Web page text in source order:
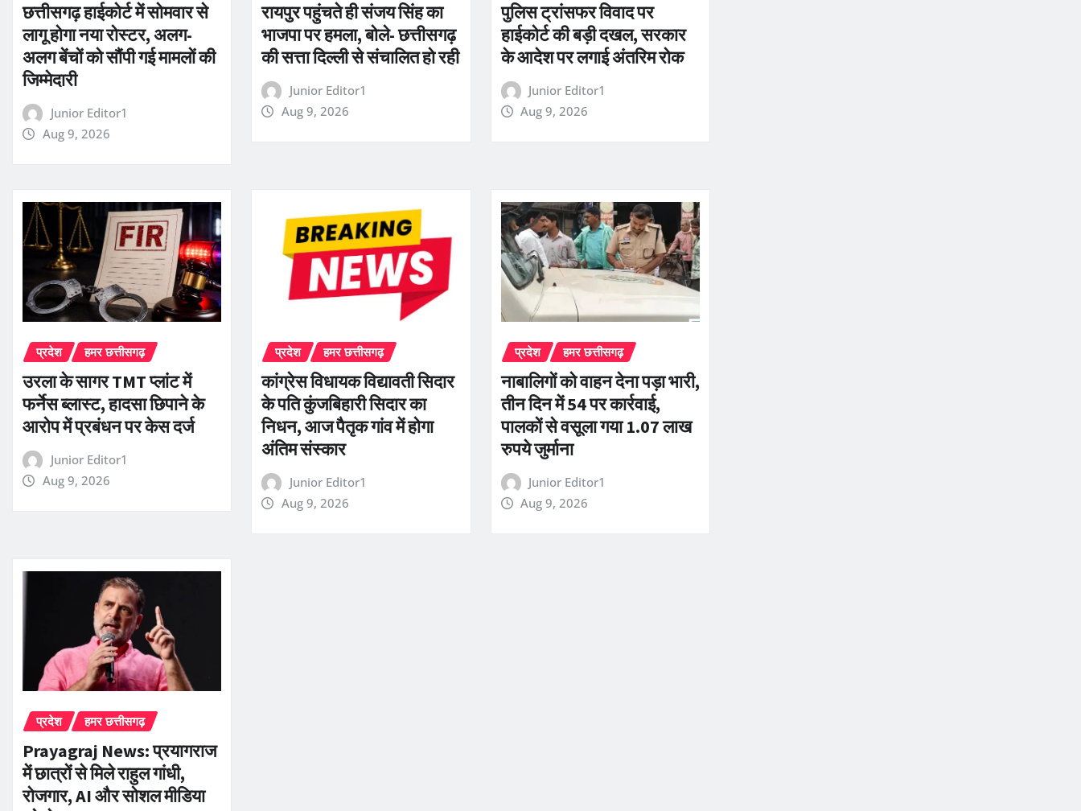
छत्तीसगढ़ हाईकोर्ट में सोमवार से
लागू होगा नया रोस्टर, अलग-
अलग बेंचों को सौंपी गई मामलों की
जिम्मेदारी
Junior Editor1
Aug 9, 2026
रायपुर पहुंचते ही संजय सिंह का
भाजपा पर हमला, बोले- छत्तीसगढ़
की सत्ता दिल्ली से संचालित हो रही
Junior Editor1
Aug 9, 2026
पुलिस ट्रांसफर विवाद पर
हाईकोर्ट की बड़ी दखल, सरकार
के आदेश पर लगाई अंतरिम रोक
Junior Editor1
Aug 9, 2026
प्रदेश हमर छत्तीसगढ़
उरला के सागर TMT प्लांट में
फर्नेस ब्लास्ट, हादसा छिपाने के
आरोप में प्रबंधन पर केस दर्ज
Junior Editor1
Aug 9, 2026
प्रदेश हमर छत्तीसगढ़
कांग्रेस विधायक विद्यावती सिदार
के पति कुंजबिहारी सिदार का
निधन, आज पैतृक गांव में होगा
अंतिम संस्कार
Junior Editor1
Aug 9, 2026
प्रदेश हमर छत्तीसगढ़
नाबालिगों को वाहन देना पड़ा भारी,
तीन दिन में 54 पर कार्रवाई,
पालकों से वसूला गया 1.07 लाख
रुपये जुर्माना
Junior Editor1
Aug 9, 2026
प्रदेश हमर छत्तीसगढ़
Prayagraj News: प्रयागराज
में छात्रों से मिले राहुल गांधी,
रोजगार, AI और सोशल मीडिया